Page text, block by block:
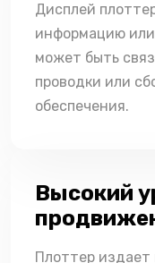
Дисплей
информацию
может быть
проводки или
обеспечения.
Высокий
Плоттер